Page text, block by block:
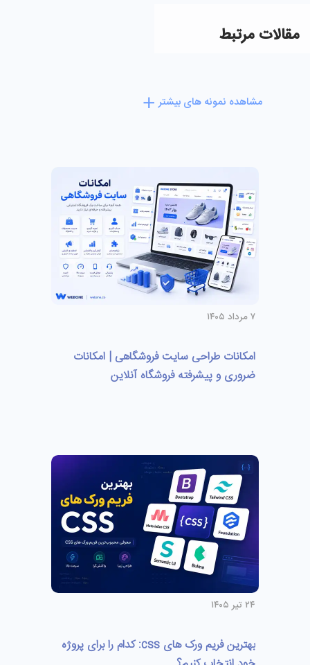
مقالات مرتبط
مشاهده نمونه های بیشتر
۷ مرداد ۱۴۰۵
امکانات طراحی سایت فروشگاهی | امکانات
ضروری و پیشرفته فروشگاه آنلاین
۲۴ تیر ۱۴۰۵
بهترین فریم ورک های css: کدام را برای پروژه